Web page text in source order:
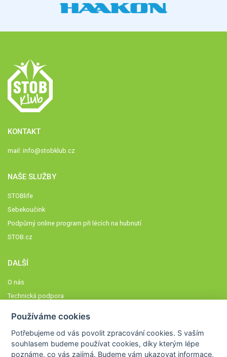
KONTAKT
mail: info@stobklub.cz
NAŠE SLUŽBY
STOBlife
Sebekoučink
Podpůrný online program při lécích na hubnutí
STOB.cz
DALŠÍ
O nás
Technická podpora
Členové STOBklubu
Zásady nakládání s osobními údaji
Používáme cookies
Potřebujeme od vás povolit zpracování cookies. S vaším
souhlasem budeme používat cookies, díky kterým lépe
poznáme,co vás zajímá. Budeme vám ukazovat informace,